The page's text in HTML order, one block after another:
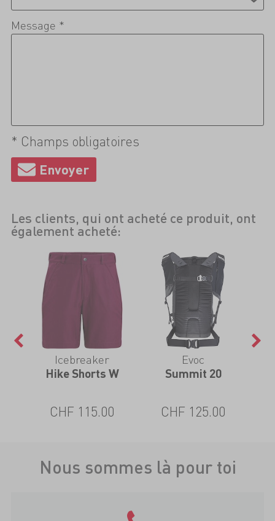
Message *
* Champs obligatoires
Les clients, qui ont acheté ce produit, ont
également acheté:
Icebreaker
Hike Shorts W
CHF 115.00
Evoc
Summit 20
CHF 125.00
Nous sommes là pour toi